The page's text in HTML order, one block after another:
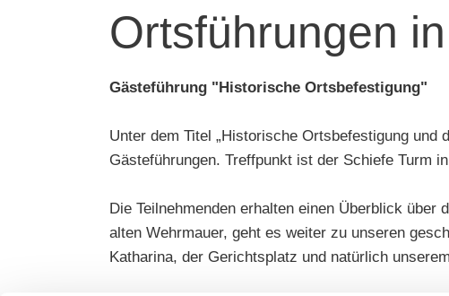
Ortsführungen
Gästeführung "Historische Ortsbefestigung"
Unter dem Titel „Historische Ortsbefestigung und
Gästeführungen. Treffpunkt ist der Schiefe Turm
Die Teilnehmenden erhalten einen Überblick
alten Wehrmauer, geht es weiter zu unseren
Katharina, der Gerichtsplatz und natürlich